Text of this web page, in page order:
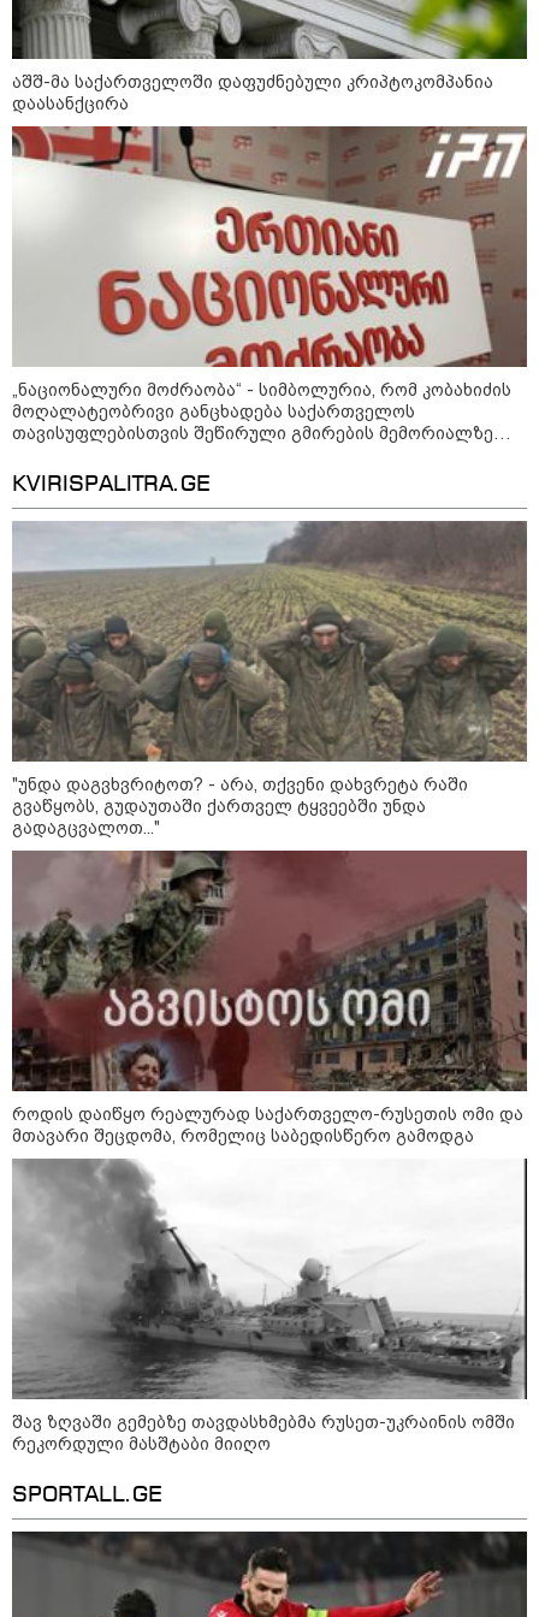
საქართველოს
თავისუფლებისთვის შეწირული
გმირების მემორიალზე
გაკეთდა" - "ნაციონალური
მოძრაობა"
"მკაცრად ვგმობთ ირაკლი
კობახიძის განცხადებას" -
"კოალიცია ცვლილებისთვის"
16:33 / 08-08-2026
"გიორგი ბარამიძემ რაღაც
არასწორად ჩამოაყალიბა,
მაგრამ ნამდვილად არ
ღალატზე დაფუძნებული
დიქტატურის მსახურებისგან" -
მიხეილ სააკაშვილი
ღალატი" - როგორ ეხმაურება
ნიკა გვარამია აგვისტოს ომთან
დაკავშირებით ირაკლი
კობახიძის განცხადებას?
კატეგორიის ყველა სიახლე
რა არის ცნობილი,
კრიპტოკომპანიაზე, რომელიც
აშშ-ს სახაზინო დეპარტამენტმა
დაასანქცირა
აზერბაიჯანის რკინიგზა ბაქო-
თბილისი-ბაქოს საერთაშორისო
მარშრუტზე ბილეთების გაყიდვის
პერიოდს ახანგრძლივებს
მსოფლიო სასიცოცხლოდ
მნიშვნელოვანი პროდუქტის
დეფიციტის წინაშე დგას
კონფლიქტები
აშშ-მა საქართველოში დაფუძნებული კრიპტოკომპანია
დაასანქცირა
„ნაციონალური მოძრაობა“ - სიმბოლურია, რომ კობახიძის
მოღალატეობრივი განცხადება საქართველოს
თავისუფლებისთვის შეწირული გმირების მემორიალზე
KVIRISPALITRA.GE
"უნდა დაგვხვრიტოთ? - არა, თქვენი დახვრეტა რაში
გვაწყობს, გუდაუთაში ქართველ ტყვეებში უნდა
გადაგცვალოთ..."
როდის დაიწყო რეალურად საქართველო-რუსეთის ომი და
მთავარი შეცდომა, რომელიც საბედისწერო გამოდგა
შავ ზღვაში გემებზე თავდასხმებმა რუსეთ-უკრაინის ომში
რეკორდული მასშტაბი მიიღო
SPORTALL.GE